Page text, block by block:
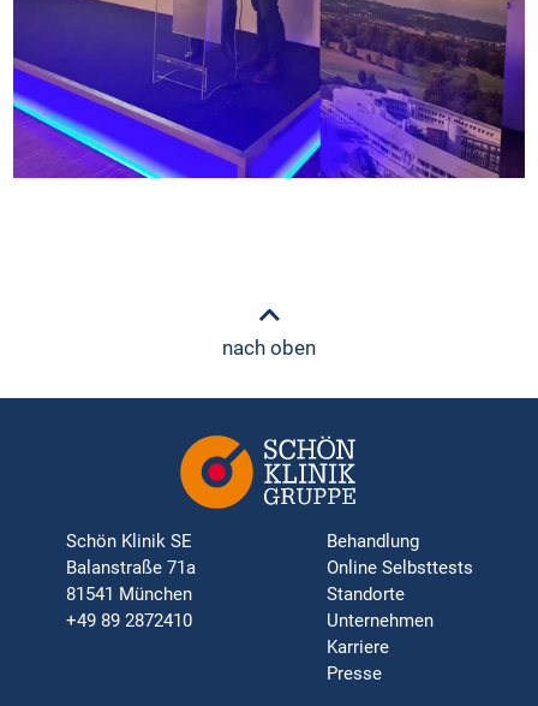
nach oben
Schön Klinik SE
Balanstraße 71a
81541 München
+49 89 2872410
Behandlung
Online Selbsttests
Standorte
Unternehmen
Karriere
Presse